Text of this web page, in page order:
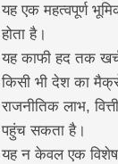
यह एक महत्वपूर्ण
होता है।
यह काफी हद तक
किसी भी देश का
राजनीतिक लाभ,
​​पहुंच सकता है।
यह न केवल एक विशेष